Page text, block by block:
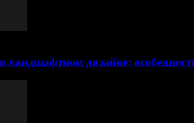
ландшафтном дизайне: